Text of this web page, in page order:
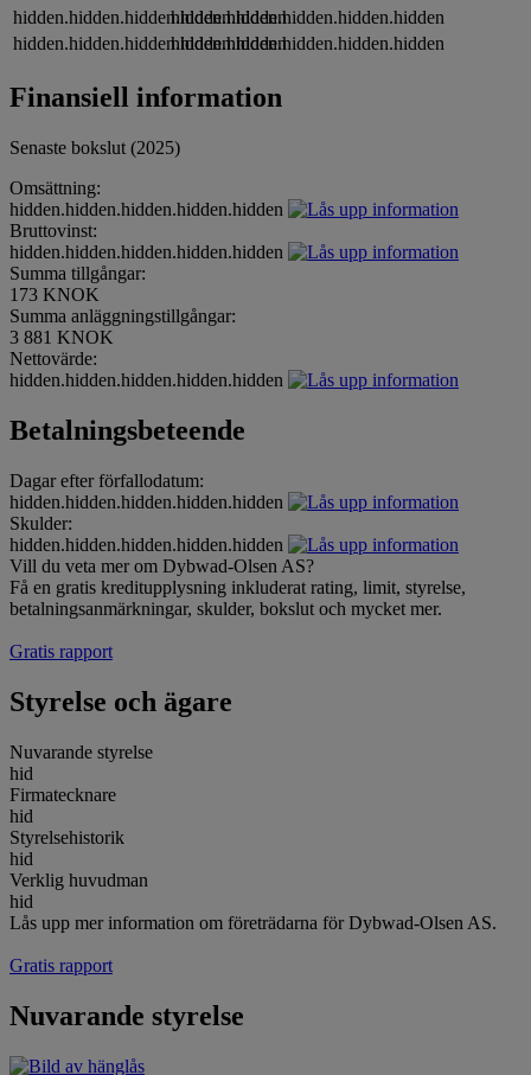
hidden.hidden.hidden.hidden.hiddenhidden.hidden.hidden.hidden.hidden
hidden.hidden.hidden.hidden.hiddenhidden.hidden.hidden.hidden.hidden
Finansiell information
Senaste bokslut (2025)
Omsättning:
hidden.hidden.hidden.hidden.hidden
Bruttovinst:
hidden.hidden.hidden.hidden.hidden
Summa tillgångar:
173 KNOK
Summa anläggningstillgångar:
3 881 KNOK
Nettovärde:
hidden.hidden.hidden.hidden.hidden
Betalningsbeteende
Dagar efter förfallodatum:
hidden.hidden.hidden.hidden.hidden
Skulder:
hidden.hidden.hidden.hidden.hidden
Vill du veta mer om Dybwad-Olsen AS?
Få en gratis kreditupplysning inkluderat rating, limit, styrelse,
betalningsanmärkningar, skulder, bokslut och mycket mer.
Gratis rapport
Styrelse och ägare
Nuvarande styrelse
hid
Firmatecknare
hid
Styrelsehistorik
hid
Verklig huvudman
hid
Lås upp mer information om företrädarna för Dybwad-Olsen AS.
Gratis rapport
Nuvarande styrelse